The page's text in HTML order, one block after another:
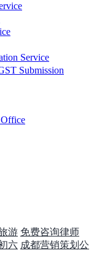
Service
Submission
游 免费咨询律师
六 成都营销策划公